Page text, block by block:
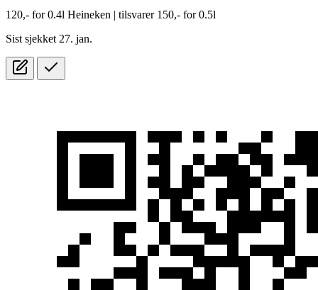
120,- for0.4l Heineken | tilsvarer 150,- for 0.5l
Sist sjekket 27. jan.